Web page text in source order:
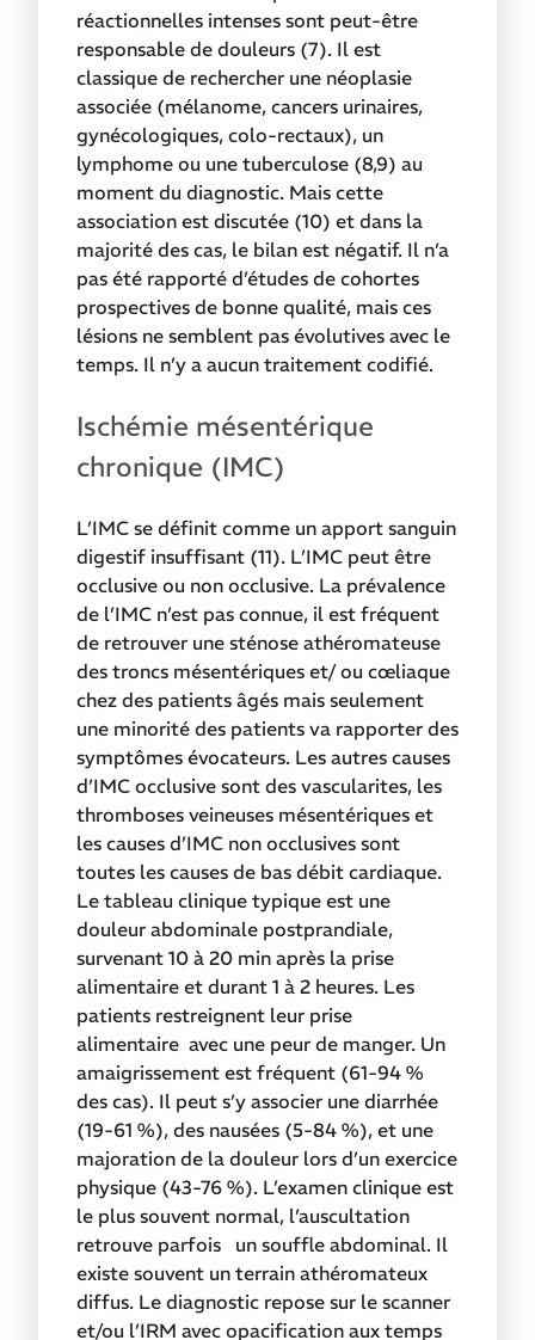
réactionnelles intenses sont peut-être
responsable de douleurs (7). Il est
classique de rechercher une néoplasie
associée (mélanome, cancers urinaires,
gynécologiques, colo-rectaux), un
lymphome ou une tuberculose (8,9) au
moment du diagnostic. Mais cette
association est discutée (10) et dans la
majorité des cas, le bilan est négatif. Il n’a
pas été rapporté d’études de cohortes
prospectives de bonne qualité, mais ces
lésions ne semblent pas évolutives avec le
temps. Il n’y a aucun traitement codifié.
Ischémie mésentérique
chronique (IMC)
L’IMC se définit comme un apport sanguin
digestif insuffisant (11). L’IMC peut être
occlusive ou non occlusive. La prévalence
de l’IMC n’est pas connue, il est fréquent
de retrouver une sténose athéromateuse
des troncs mésentériques et/ ou cœliaque
chez des patients âgés mais seulement
une minorité des patients va rapporter des
symptômes évocateurs. Les autres causes
d’IMC occlusive sont des vascularites, les
thromboses veineuses mésentériques et
les causes d’IMC non occlusives sont
toutes les causes de bas débit cardiaque.
Le tableau clinique typique est une
douleur abdominale postprandiale,
survenant 10 à 20 min après la prise
alimentaire et durant 1 à 2 heures. Les
patients restreignent leur prise
alimentaire avec une peur de manger. Un
amaigrissement est fréquent (61-94 %
des cas). Il peut s’y associer une diarrhée
(19-61 %), des nausées (5-84 %), et une
majoration de la douleur lors d’un exercice
physique (43-76 %). L’examen clinique est
le plus souvent normal, l’auscultation
retrouve parfois un souffle abdominal. Il
existe souvent un terrain athéromateux
diffus. Le diagnostic repose sur le scanner
et/ou l’IRM avec opacification aux temps